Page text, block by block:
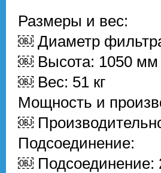
Размеры и вес:
￼ Диаметр
￼ Высота: 1050 мм
￼ Вес: 51 кг
Мощность и
￼
Подсоединение:
￼ Подсоединение: